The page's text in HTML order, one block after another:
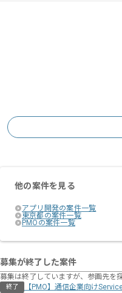
他の案件を見る
アプリ開発の案件一覧
東京都の案件一覧
PMOの案件一覧
募集が終了した案件
募集は終了していますが、参画先を
終了 【PMO】通信企業向け